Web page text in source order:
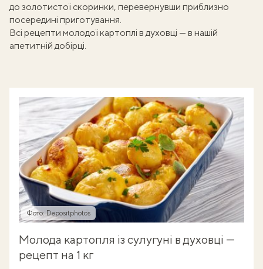
до золотистої скоринки, перевернувши приблизно
посередині приготування.
Всі рецепти молодої картоплі в духовці — в нашій
апетитній добірці.
Фото: Depositphotos
Молода картопля із сулугуні в духовці —
рецепт на 1 кг